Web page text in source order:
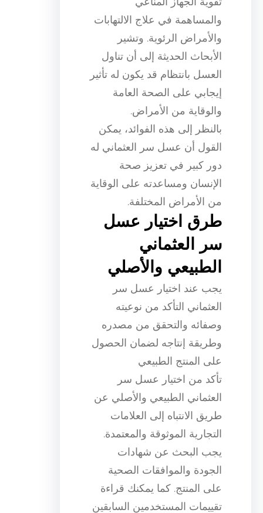
والمساهمة في علاج الالتهابات
والأمراض الرئوية. وتشير
الأبحاث الحديثة إلى أن تناول
العسل بانتظام قد يكون له تأثير
إيجابي على الصحة العامة
والوقاية من الأمراض.
بالنظر إلى هذه الفوائد، يمكن
القول أن عسل سر العثماني له
دور كبير في تعزيز صحة
الإنسان ومساعدته على الوقاية
من الأمراض المختلفة.
طرق اختيار عسل
سر العثماني
الطبيعي والأصلي
يجب عند اختيار عسل سر
العثماني التأكد من نوعيته
وصفائه والتحقق من مصدره
وطريقة إنتاجه لضمان الحصول
على المنتج الطبيعي
تأكد من اختيار عسل سر
العثماني الطبيعي والأصلي عن
طريق الانتباه إلى العلامات
التجارية الموثوقة والمعتمدة.
يجب البحث عن شهادات
الجودة والموافقات الصحية
على المنتج. كما يمكنك قراءة
تقييمات المستخدمين السابقين